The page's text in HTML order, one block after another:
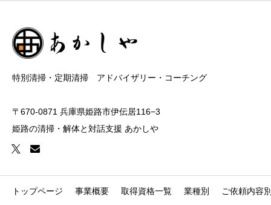
特別清掃・定期清掃 アドバイザリー・コーチング
〒670-0871 兵庫県姫路市伊伝居116−3
姫路の清掃・解体と対話支援 あかしや
トップページ 事業概要 取得資格一覧 業種別 ご依頼内容